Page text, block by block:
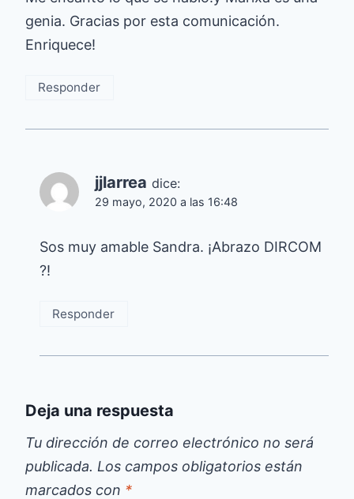
genia. Gracias por esta comunicación.
Enriquece!
Responder
jjlarrea dice:
29 mayo, 2020 a las 16:48
Sos muy amable Sandra. ¡Abrazo DIRCOM
?!
Responder
Deja una respuesta
Tu dirección de correo electrónico no será
publicada. Los campos obligatorios están
marcados con *